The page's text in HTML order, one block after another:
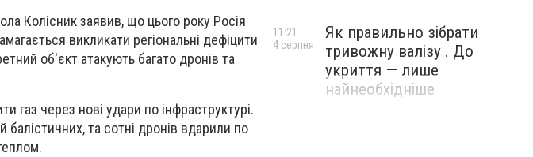
Колісник заявив, що цього року Росія
викликати регіональні дефіцити
об'єкт атакують багато дронів та
газ через нові удари по інфраструктурі.
та сотні дронів вдарили по
Як правильно зібрати
тривожну валізу . До
укриття — лише
найнеобхідніше
11:21
4 серпня